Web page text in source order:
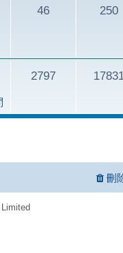
46 250
2797
刪